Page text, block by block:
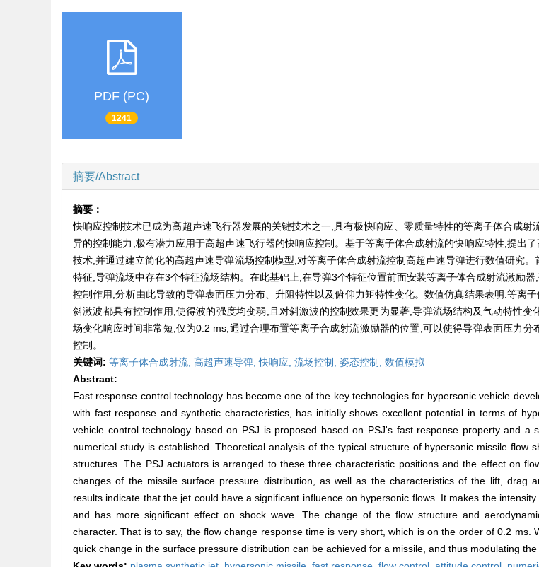
PDF (PC)
1241
摘要/Abstract
摘要：
快响应控制技术已成为高超声速飞行器发展的关键技术之一,具有极快响应、零质量特性的等离子体合成
异的控制能力,极有潜力应用于高超声速飞行器的快响应控制。基于等离子体合成射流的快响应特性,提出
技术,并通过建立简化的高超声速导弹流场控制模型,对等离子体合成射流控制高超声速导弹进行数值研究
特征,导弹流场中存在3个特征流场结构。在此基础上,在导弹3个特征位置前面安装等离子体合成射流激励
控制作用,分析由此导致的导弹表面压力分布、升阻特性以及俯仰力矩特性变化。数值仿真结果表明:等离
斜激波都具有控制作用,使得波的强度均变弱,且对斜激波的控制效果更为显著;导弹流场结构及气动特性
场变化响应时间非常短,仅为0.2 ms;通过合理布置等离子合成射流激励器的位置,可以使得导弹表面压力分
控制。
关键词: 等离子体合成射流, 高超声速导弹,快响应, 流场控制, 姿态控制, 数值模拟
Abstract:
Fast response control technology has become one of the key technologies for hypersonic vehicle
with fast response and synthetic characteristics, has initially shows excellent potential in terms of
vehicle control technology based on PSJ is proposed based on PSJ's fast response property and a
numerical study is established. Theoretical analysis of the typical structure of hypersonic missile flow
structures. The PSJ actuators is arranged to these three characteristic positions and the effect on
changes of the missile surface pressure distribution, as well as the characteristics of the lift, drag
results indicate that the jet could have a significant influence on hypersonic flows. It makes the
and has more significant effect on shock wave. The change of the flow structure and
character. That is to say, the flow change response time is very short, which is on the order of 0.2 ms.
quick change in the surface pressure distribution can be achieved for a missile, and thus modulating